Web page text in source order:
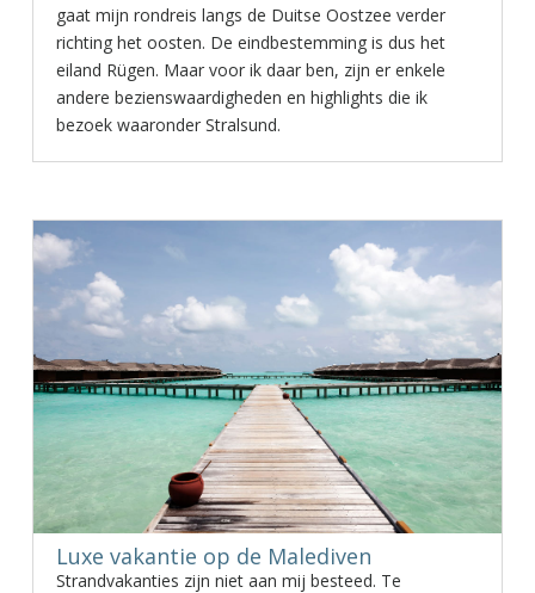
gaat mijn rondreis langs de Duitse Oostzee verder
richting het oosten. De eindbestemming is dus het
eiland Rügen. Maar voor ik daar ben, zijn er enkele
andere bezienswaardigheden en highlights die ik
bezoek waaronder Stralsund.
Luxe vakantie op de Malediven
Strandvakanties zijn niet aan mij besteed. Te